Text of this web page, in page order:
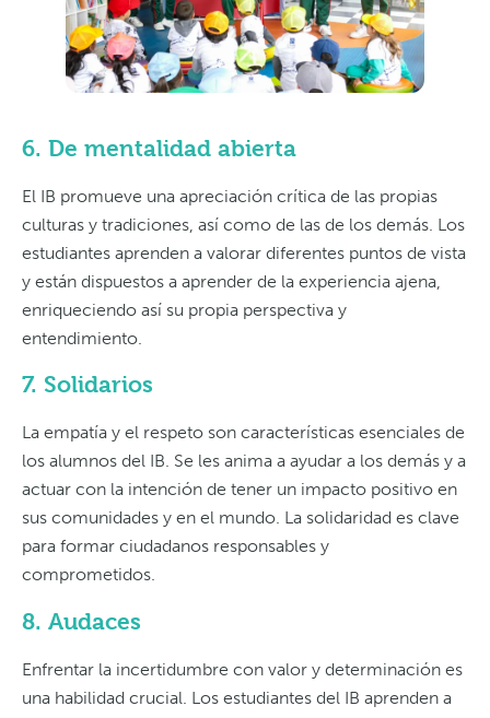
6. De mentalidad abierta
El IB promueve una apreciación crítica de las propias
culturas y tradiciones, así como de las de los demás. Los
estudiantes aprenden a valorar diferentes puntos de vista
y están dispuestos a aprender de la experiencia ajena,
enriqueciendo así su propia perspectiva y
entendimiento.
7. Solidarios
La empatía y el respeto son características esenciales de
los alumnos del IB. Se les anima a ayudar a los demás y a
actuar con la intención de tener un impacto positivo en
sus comunidades y en el mundo. La solidaridad es clave
para formar ciudadanos responsables y
comprometidos.
8. Audaces
Enfrentar la incertidumbre con valor y determinación es
una habilidad crucial. Los estudiantes del IB aprenden a